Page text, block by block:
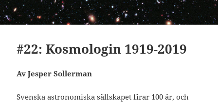
#22: Kosmologin 1919-2019
Av Jesper Sollerman
Svenska astronomiska sällskapet firar 100 år, och